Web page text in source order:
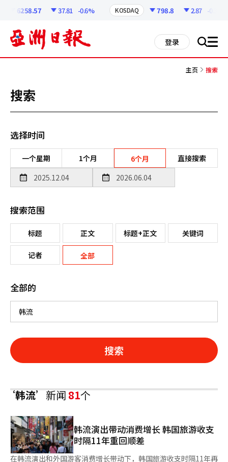
6258.57 37.81 -0.6% KOSDAQ 798.8 2.87 -0.36%
登录 搜 all
主页 搜索
搜索
选择时间
一个星期 1个月 6个月 直接搜索
搜索范围
标题 正文 标题+正文 关键词
记者 全部
全部的
搜索
‘韩流’新闻81个
韩流演出带动消费增长 韩国旅游收支
时隔11年重回顺差
在韩流演出和外国游客消费增长带动下，韩国旅游收支时隔11年再